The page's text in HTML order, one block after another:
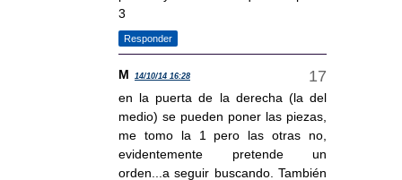
3
Responder
M 14/10/14 16:28
en la puerta de la derecha (la del
medio) se pueden poner las piezas,
me tomo la 1 pero las otras no,
evidentemente pretende un
orden...a seguir buscando. También